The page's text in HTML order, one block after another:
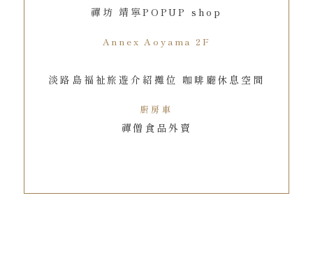
禪坊 靖寧POPUP shop
Annex Aoyama 2F
淡路島福祉旅遊介紹攤位 咖啡廳休息空間
廚房車
禪僧食品外賣